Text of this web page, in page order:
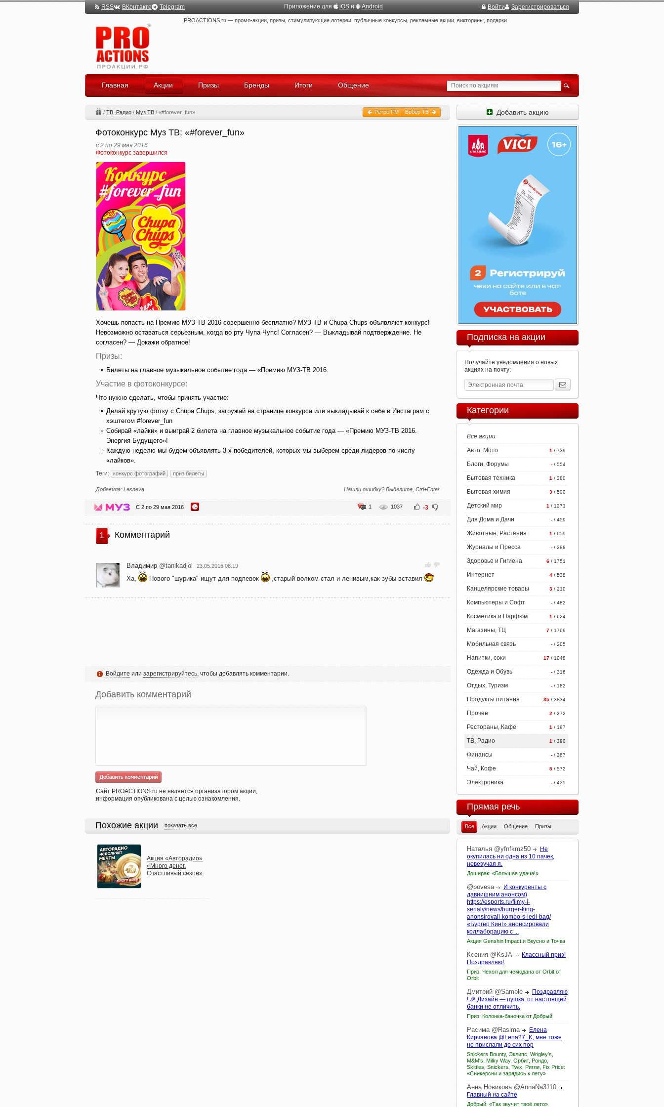
RSS ВКонтакте Telegram Приложение для iOSи Android Войти Зарегистрироваться
PROACTIONS.ru — промо-акции, призы, стимулирующие лотереи, публичные конкурсы, рекламные акции, викторины, подарки
Главная Акции Призы Бренды Итоги Общение
Ретро FM Бобёр ТВ
/ ТВ, Радио / Муз ТВ / «#forever_fun»
Фотоконкурс Муз ТВ: «#forever_fun»
с 2 по 29 мая 2016
Фотоконкурс завершился
Хочешь попасть на Премию МУЗ-ТВ 2016 совершенно бесплатно? МУЗ-ТВ и Chupa Chups объявляют конкурс!
Невозможно оставаться серьезным, когда во рту Чупа Чупс! Согласен? — Выкладывай подтверждение. Не
согласен? — Докажи обратное!
Призы:
Билеты на главное музыкальное событие года — «Премию МУЗ-ТВ 2016.
Участие в фотоконкурсе:
Что нужно сделать, чтобы принять участие:
Делай крутую фотку с Chupa Chups, загружай на странице конкурса или выкладывай к себе в Инстаграм с
хэштегом #forever_fun
Собирай «лайки» и выиграй 2 билета на главное музыкальное событие года — «Премию МУЗ-ТВ 2016.
Энергия Будущего»!
Каждую неделю мы будем объявлять 3-х победителей, которых мы выберем среди лидеров по числу
«лайков».
Теги: конкурс фотографий приз билеты
Добавила: Lesneva Нашли ошибку? Выделите, Ctrl+Enter
С 2 по 29 мая 2016 -3
1037
1
1 Комментарий
Владимир @tanikadjol 23.05.2016 08:19
Ха, Нового "шурика" ищут для подпевок ,старый волком стал и ленивым,как зубы вставил
Войдите или зарегистрируйтесь, чтобы добавлять комментарии.
Добавить комментарий
Сайт PROACTIONS.ru не является организатором акции,
информация опубликована с целью ознакомления.
Похожие акции показать все
Акция «Авторадио»
«Много денег.
Счастливый сезон»
Добавить акцию
Подписка на акции
Получайте уведомления о новых
акциях на почту:
Категории
Все акции
1 / 739
Авто, Мото
- / 554
Блоги, Форумы
1 / 380
Бытовая техника
3 / 500
Бытовая химия
1 / 1271
Детский мир
- / 459
Для Дома и Дачи
1 / 659
Животные, Растения
- / 288
Журналы и Пресса
6 / 1751
Здоровье и Гигиена
4 / 538
Интернет
3 / 210
Канцелярские товары
- / 482
Компьютеры и Софт
1 / 624
Косметика и Парфюм
7 / 1769
Магазины, ТЦ
- / 205
Мобильная связь
17 / 1048
Напитки, соки
- / 316
Одежда и Обувь
- / 182
Отдых, Туризм
35 / 3834
Продукты питания
2 / 272
Прочее
1 / 197
Рестораны, Кафе
1 / 390
ТВ, Радио
- / 267
Финансы
5 / 572
Чай, Кофе
- / 425
Электроника
Прямая речь
Все Акции Общение Призы
Наталья @yfnfkmz50
Не
окупилась ни одна из 10 пачек,
невезучая я.
Доширак: «Большая удача!»
@povesa
И конкуренты с
давнишним анонсом)
https://esports.ru/filmy-i-
serialy/news/burger-king-
anonsirovali-kombo-s-ledi-bag/
«Бургер Кинг» анонсировали
коллаборацию с ...
Акция Genshin Impact и Вкусно и Точка
Ксения @KsJA
Классный приз!
Поздравляю!
Приз: Чехол для чемодана от Orbit от
Orbit
Дмитрий @Sample
Поздравляю
! 🎉 Дизайн — пушка, от настоящей
банки не отличить.
Приз: Колонка-баночка от Добрый
Расима @Rasima
Елена
Кирчанова @Lena27_K, мне тоже
не прислали до сих пор
Snickers Bounty, Эклипс, Wrigley's,
M&M's, Milky Way, Орбит, Рондо,
Skittles, Snickers, Twix, Ригли, Fix Price:
«Сникерсни и зарядись к лету»
Анна Новикова @AnnaNa3110
Главный на сайте
Добрый: «Так звучит твоё лето»